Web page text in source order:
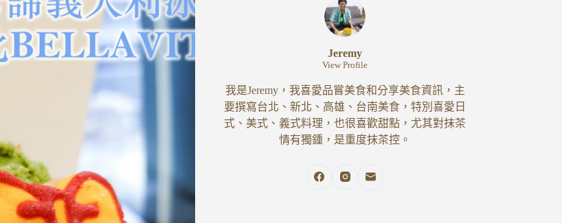
Jeremy
View Profile
我是Jeremy，我喜愛品嘗美食和分享美食資訊，主
要撰寫台北、新北、高雄、台南美食，特別喜愛日
式、美式、義式料理，也很喜歡甜點，尤其對抹茶
情有獨鍾，是重度抹茶控。